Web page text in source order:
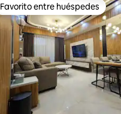
Favorito entre huéspedes
Favorito entre huéspedes